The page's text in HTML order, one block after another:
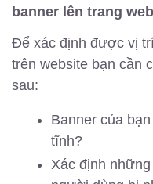
banner lên trang
Để xác định được vị
trên website bạn cần
sau:
Banner của
tĩnh?
Xác định